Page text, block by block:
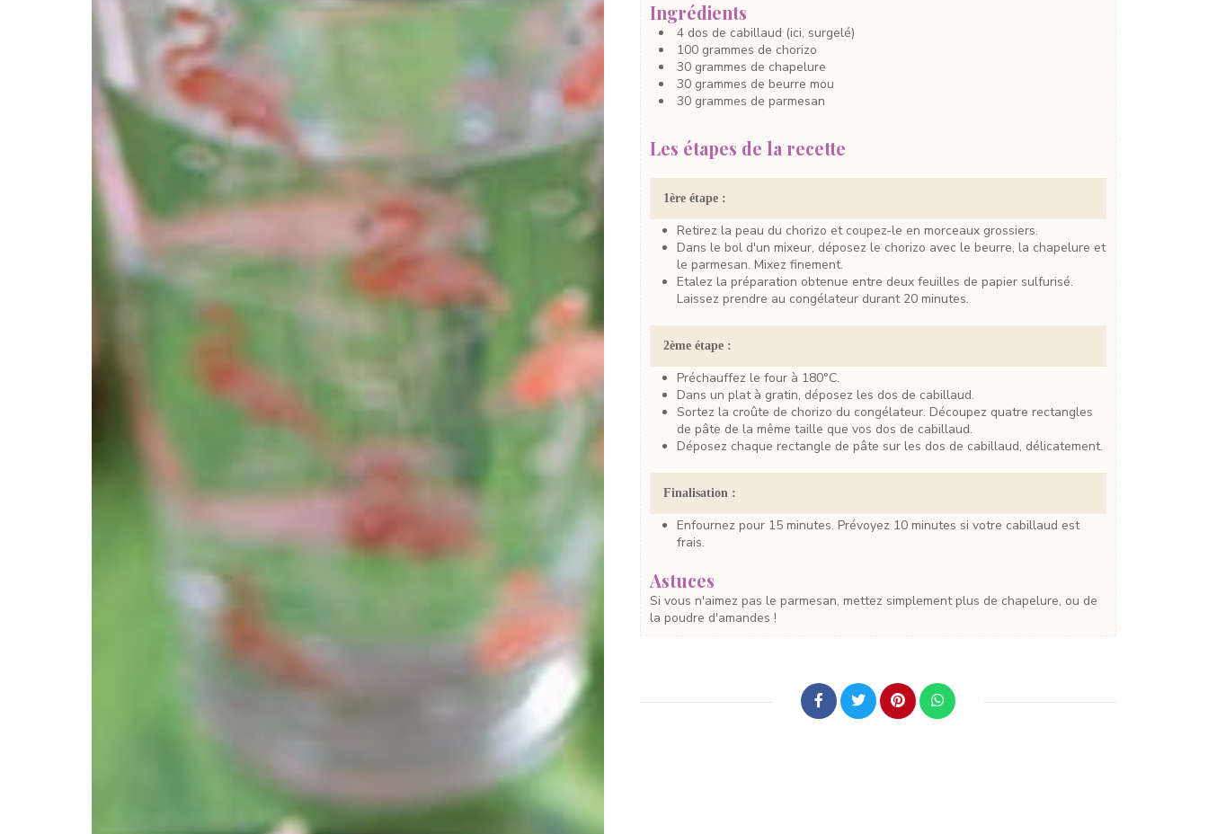
Ingrédients
4 dos de cabillaud (ici, surgelé)
100 grammes de chorizo
30 grammes de chapelure
30 grammes de beurre mou
30 grammes de parmesan
Les étapes de la recette
1ère étape :
Retirez la peau du chorizo et coupez-le en morceaux grossiers.
Dans le bol d'un mixeur, déposez le chorizo avec le beurre, la chapelure et
le parmesan. Mixez finement.
Etalez la préparation obtenue entre deux feuilles de papier sulfurisé.
Laissez prendre au congélateur durant 20 minutes.
2ème étape :
Préchauffez le four à 180°C.
Dans un plat à gratin, déposez les dos de cabillaud.
Sortez la croûte de chorizo du congélateur. Découpez quatre rectangles
de pâte de la même taille que vos dos de cabillaud.
Déposez chaque rectangle de pâte sur les dos de cabillaud, délicatement.
Finalisation :
Enfournez pour 15 minutes. Prévoyez 10 minutes si votre cabillaud est
frais.
Astuces
Si vous n'aimez pas le parmesan, mettez simplement plus de chapelure, ou de
la poudre d'amandes !